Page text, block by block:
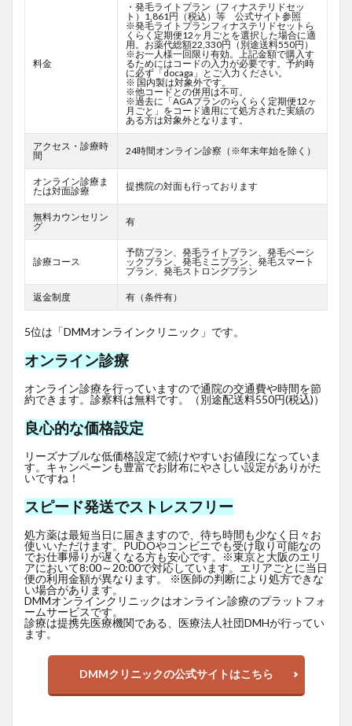
料金
・発毛ライトプラン（フィナステリドセッ
ト）1,861円（税込）等 公式サイト参照
※発毛ライトプランフィナステリドセットら
くらく定期便12ヶ月ごとを選択した場合に適
用。お薬代総額22,330円（別途送料550円）
※お一人様一回限り有効。上記金額で購入す
るためにはコードの入力が必要です。予約時
に必ず「docaga」とご入力ください。
※ 国内製は対象外です。
※他コードとの併用は不可。
※過去に「AGAプランのらくらく定期便12ヶ
月ごと」をコード適用にて処方された実績の
ある方は対象外となります。
アクセス・診療時
間
24時間オンライン診察（※年末年始を除く）
オンライン診療ま
たは対面診療
提携院の対面も行っております
無料カウンセリン
グ
有
診療コース
予防プラン、発毛ライトプラン、発毛ベーシ
ックプラン、発毛ミニプラン、発毛スマート
プラン、発毛ストロングプラン
返金制度 有（条件有）
5位は「DMMオンラインクリニック」です。
オンライン診療
オンライン診療を行っていますので通院の交通費や時間を節
約できます。診察料は無料です。（別途配送料550円(税込)）
良心的な価格設定
リーズナブルな低価格設定で続けやすいお値段になっていま
す。キャンペーンも豊富でお財布にやさしい設定がありがた
いですね！
スピード発送でストレスフリー
処方薬は最短当日に届きますので、待ち時間も少なく日々お
使いいただけます。PUDOやコンビニでも受け取り可能なの
でお仕事帰りが遅くなる方も安心です。※東京と大阪のエリ
アにおいて8:00～20:00で対応しています。エリアごとに当日
便の利用金額が異なります。 ※医師の判断により処方できな
い場合があります。
DMMオンラインクリニックはオンライン診療のプラットフォ
ームサービスです。
診療は提携先医療機関である、医療法人社団DMHが行ってい
ます。
DMMクリニックの公式サイトはこちら